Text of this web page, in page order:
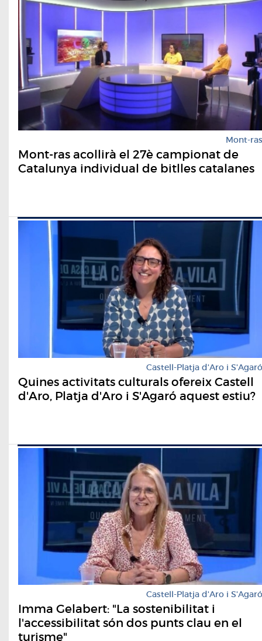
Mont-ras
Mont-ras acollirà el 27è campionat de
Catalunya individual de bitlles catalanes
Castell-Platja d'Aro i S'Agaró
Quines activitats culturals ofereix Castell
d'Aro, Platja d'Aro i S'Agaró aquest estiu?
Castell-Platja d'Aro i S'Agaró
Imma Gelabert: "La sostenibilitat i
l'accessibilitat són dos punts clau en el
turisme"